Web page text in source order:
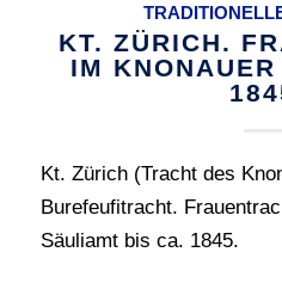
KT. ZÜRICH.
IM
Kt. Zürich (Tracht des
Burefeufitracht.
Säuliamt bis ca. 1845.